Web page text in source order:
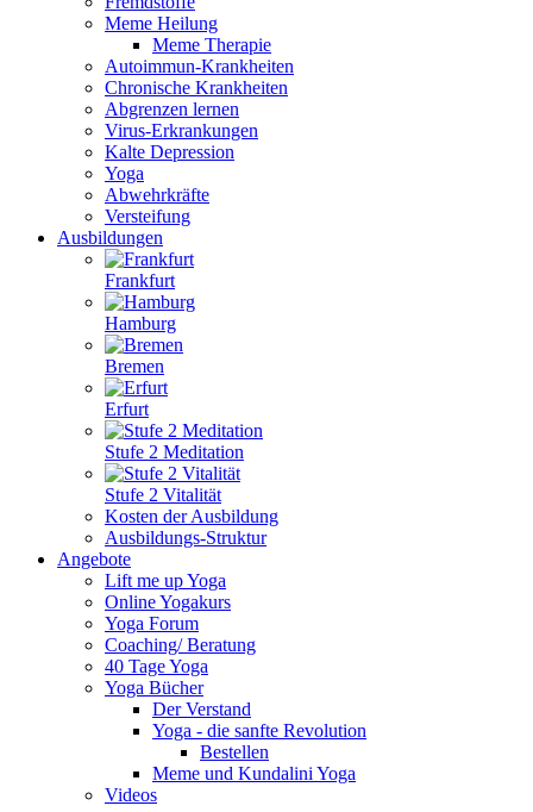
Meme Heilung
Meme Therapie
Autoimmun-Krankheiten
Chronische Krankheiten
Abgrenzen lernen
Virus-Erkrankungen
Kalte Depression
Yoga
Abwehrkräfte
Versteifung
Ausbildungen
Frankfurt
Hamburg
Bremen
Erfurt
Stufe 2 Meditation
Stufe 2 Vitalität
Kosten der Ausbildung
Ausbildungs-Struktur
Angebote
Lift me up Yoga
Online Yogakurs
Yoga Forum
Coaching/ Beratung
40 Tage Yoga
Yoga Bücher
Der Verstand
Yoga - die sanfte Revolution
Bestellen
Meme und Kundalini Yoga
Videos